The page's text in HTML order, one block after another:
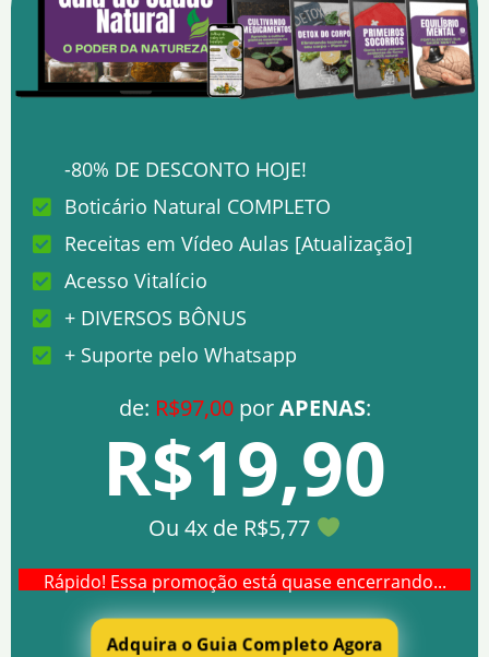
-80% DE DESCONTO HOJE!
Boticário Natural COMPLETO
Receitas em Vídeo Aulas [Atualização]
Acesso Vitalício
+ DIVERSOS BÔNUS
+ Suporte pelo Whatsapp
de: R$97,00porAPENAS:
R$19,90
Ou 4x de R$5,77
Rápido! Essa promoção está quase encerrando...
Adquira o Guia Completo Agora